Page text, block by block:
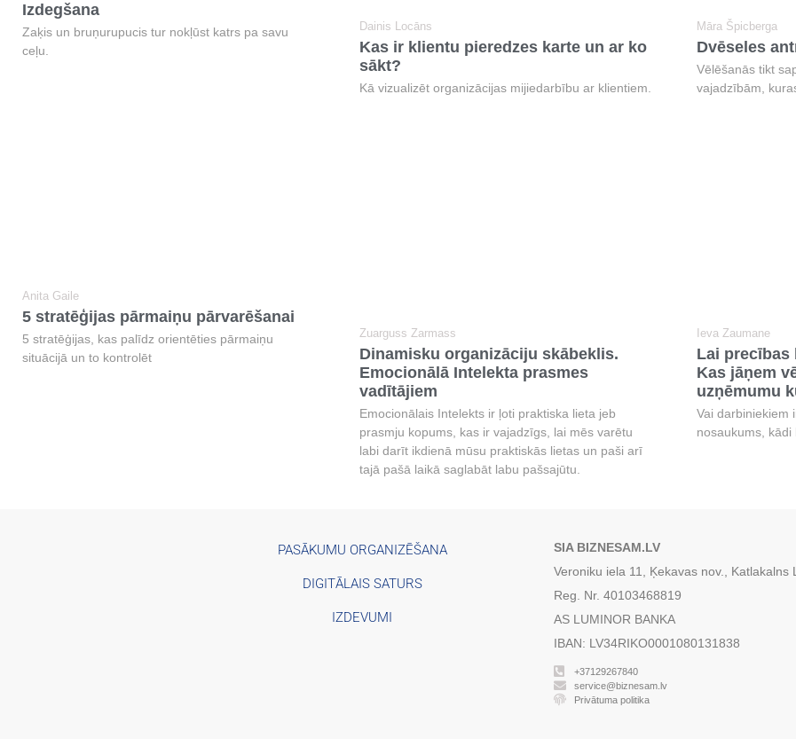
Izdegšana
Zaķis un bruņurupucis tur nokļūst katrs pa savu
ceļu.
Dainis Locāns
Kas ir klientu pieredzes karte un ar ko
sākt?
Kā vizualizēt organizācijas mijiedarbību ar klientiem.
Māra Špicberga
Dvēseles
Vēlēšanās tikt
vajadzībām,
Anita Gaile
5 stratēģijas pārmaiņu pārvarēšanai
5 stratēģijas, kas palīdz orientēties pārmaiņu
situācijā un to kontrolēt
Zuarguss Zarmass
Dinamisku organizāciju skābeklis.
Emocionālā Intelekta prasmes
vadītājiem
Emocionālais Intelekts ir ļoti praktiska lieta jeb
prasmju kopums, kas ir vajadzīgs, lai mēs varētu
labi darīt ikdienā mūsu praktiskās lietas un paši arī
tajā pašā laikā saglabāt labu pašsajūtu.
Ieva Zaumane
Lai precības
Kas jāņem
uzņēmumu
Vai darbiniekiem
nosaukums,
PASĀKUMU ORGANIZĒŠANA
DIGITĀLAIS SATURS
IZDEVUMI
SIA BIZNESAM.LV
Veroniku iela 11, Ķekavas nov., Katlakalns
Reg. Nr. 40103468819
AS LUMINOR BANKA
IBAN: LV34RIKO0001080131838
+37129267840
service@biznesam.lv
Privātuma politika